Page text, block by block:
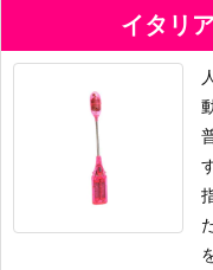
イタリ